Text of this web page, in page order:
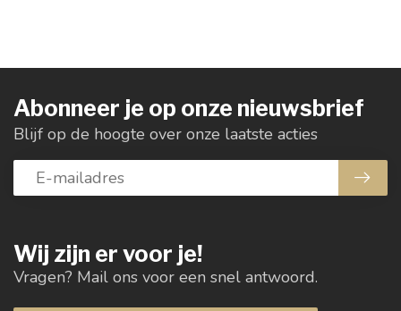
Wij zijn er voor je!
Vragen? Mail ons voor een snel antwoord.
Abonneer je op onze nieuwsbrief
Blijf op de hoogte over onze laatste acties